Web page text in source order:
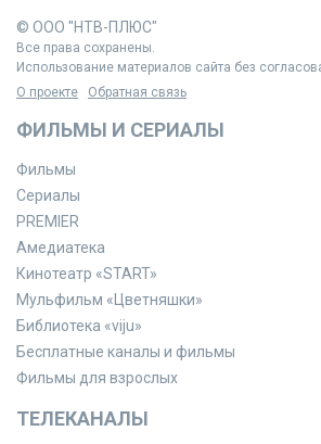
© ООО "НТВ-ПЛЮС"
Все права сохранены.
Использование материалов сайта без
О проекте
Обратная связь
ФИЛЬМЫ И СЕРИАЛЫ
Фильмы
Сериалы
PREMIER
Амедиатека
Кинотеатр «START»
Мульфильм «Цветняшки»
Библиотека «viju»
Бесплатные каналы и фильмы
Фильмы для взрослых
ТЕЛЕКАНАЛЫ